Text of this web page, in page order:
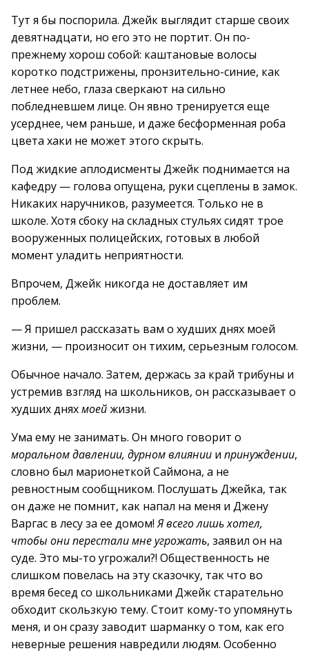
Тут я бы поспорила. Джейк выглядит старше своих
девятнадцати, но его это не портит. Он по-
прежнему хорош собой: каштановые волосы
коротко подстрижены, пронзительно-синие, как
летнее небо, глаза сверкают на сильно
побледневшем лице. Он явно тренируется еще
усерднее, чем раньше, и даже бесформенная роба
цвета хаки не может этого скрыть.
Под жидкие аплодисменты Джейк поднимается на
кафедру — голова опущена, руки сцеплены в замок.
Никаких наручников, разумеется. Только не в
школе. Хотя сбоку на складных стульях сидят трое
вооруженных полицейских, готовых в любой
момент уладить неприятности.
Впрочем, Джейк никогда не доставляет им
проблем.
— Я пришел рассказать вам о худших днях моей
жизни, — произносит он тихим, серьезным голосом.
Обычное начало. Затем, держась за край трибуны и
устремив взгляд на школьников, он рассказывает о
худших дняхмоейжизни.
Ума ему не занимать. Он много говорит о
моральном давлении, дурном влиянии и принуждении,
словно был марионеткой Саймона, а не
ревностным сообщником. Послушать Джейка, так
он даже не помнит, как напал на меня и Джену
Варгас в лесу за ее домом!Я всего лишь хотел,
чтобы они перестали мне угрожать, заявил он на
суде. Это мы-то угрожали?! Общественность не
слишком повелась на эту сказочку, так что во
время бесед со школьниками Джейк старательно
обходит скользкую тему. Стоит кому-то упомянуть
меня, и он сразу заводит шарманку о том, как его
неверные решения навредили людям. Особенно